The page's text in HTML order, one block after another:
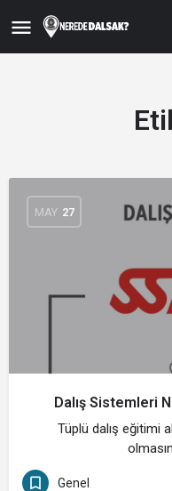
MAY 27
Dalış Sistemleri
Tüplü dalış eğitimi
Genel